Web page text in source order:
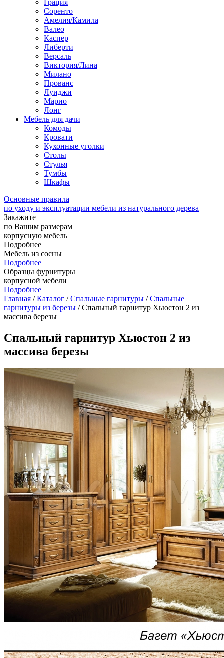
Грация
Соренто
Амелия/Камила
Валео
Каспер
Либерти
Версаль
Виктория/Лина
Милано
Прованс
Луиджи
Марио
Лонг
Мебель для дачи
Комоды
Кровати
Кухонные уголки
Столы
Стулья
Тумбы
Шкафы
Основные правила
по уходу и эксплуатации мебели из натурального дерева
Закажите
по Вашим размерам
корпусную мебель
Подробнее
Мебель из сосны
Подробнее
Образцы фурнитуры
корпусной мебели
Подробнее
Главная /Каталог /Спальные гарнитуры /Спальные
гарнитуры из березы / Спальный гарнитур Хьюстон 2 из
массива березы
Спальный гарнитур Хьюстон 2 из
массива березы